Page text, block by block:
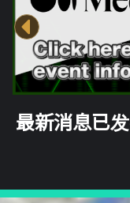
最新消息已